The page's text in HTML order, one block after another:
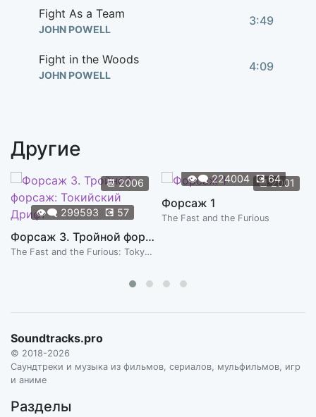
Fight As a Team
JOHN POWELL
3:49
Fight in the Woods
JOHN POWELL
4:09
Finding Phoenix
Jailbreak
JOHN POWELL
Jean and Logan
JOHN POWELL
Logan and Storm
Magneto's Camp
JOHN POWELL
Meet Leeche and Lake
Другие
📆2006
👁️‍🗨️ 299593 💽 57
Форсаж 3. Тройной форсаж: Токийский Дрифт
The Fast and the Furious: Tokyo Drift
📆2001
👁️‍🗨️224004 💽64
Форсаж 1
The Fast and the Furious
Soundtracks.pro
© 2018-2026
Саундтреки и музыка из фильмов, сериалов, мульфильмов, игр
и аниме
Разделы